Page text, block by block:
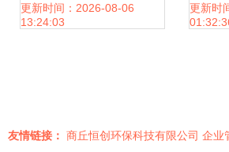
活动策划方案
更新时间：2026-08-06
13:24:03
州
更新时
友情链接： 商丘恒创环保科技有限公司 企业